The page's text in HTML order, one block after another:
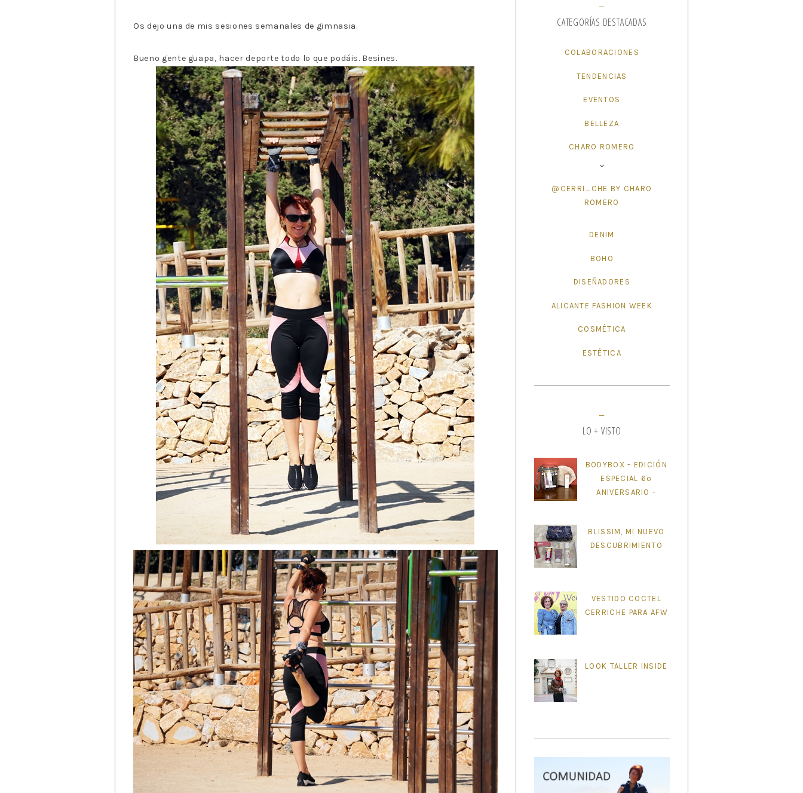
Os dejo una de mis sesiones semanales de gimnasia.
Bueno gente guapa, hacer deporte todo lo que podáis. Besines.
CATEGORÍAS DESTACADAS
COLABORACIONES
TENDENCIAS
EVENTOS
BELLEZA
CHARO ROMERO
@CERRI_CHE BY CHARO
ROMERO
DENIM
BOHO
DISEÑADORES
ALICANTE FASHION WEEK
COSMÉTICA
ESTÉTICA
LO + VISTO
BODYBOX - EDICIÓN
ESPECIAL 6º
ANIVERSARIO -
BLISSIM, MI NUEVO
DESCUBRIMIENTO
VESTIDO COCTEL
CERRICHE PARA AFW
LOOK TALLER INSIDE